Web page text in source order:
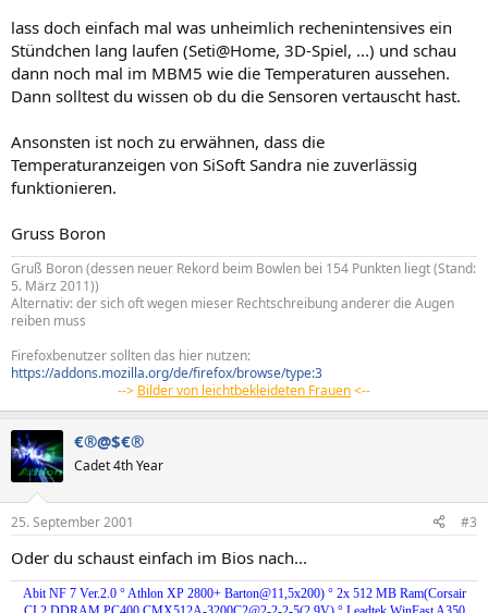
lass doch einfach mal was unheimlich rechenintensives ein
Stündchen lang laufen (Seti@Home, 3D-Spiel, ...) und schau
dann noch mal im MBM5 wie die Temperaturen aussehen.
Dann solltest du wissen ob du die Sensoren vertauscht hast.
Ansonsten ist noch zu erwähnen, dass die
Temperaturanzeigen von SiSoft Sandra nie zuverlässig
funktionieren.
Gruss Boron
Gruß Boron (dessen neuer Rekord beim Bowlen bei 154 Punkten liegt (Stand:
5. März 2011))
Alternativ: der sich oft wegen mieser Rechtschreibung anderer die Augen
reiben muss
Firefoxbenutzer sollten das hier nutzen:
https://addons.mozilla.org/de/firefox/browse/type:3
--> Bilder von leichtbekleideten Frauen<--
€®@$€®
Cadet 4th Year
25. September 2001 #3
Oder du schaust einfach im Bios nach...
Abit NF 7 Ver.2.0 ° Athlon XP 2800+ Barton@11,5x200) ° 2x 512 MB Ram(Corsair